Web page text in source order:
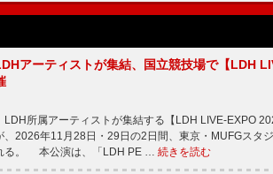
アーティストが集結、国立競技場で【LDH
LDH所属アーティストが集結する【LDH LIVE-EXPO
、2026年11月28日・29日の2日間、東京・MUFGスタ
る。 本公演は、「LDH PE … 続きを読む